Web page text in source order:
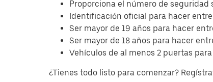
Proporciona el número de
Identificación oficial para hacer
Ser mayor de 19 años para hacer
Ser mayor de 18 años para hacer
Vehículos de al menos 2 puertas
¿Tienes todo listo para comenzar?